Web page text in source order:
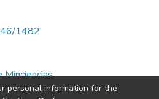
1482
Minciencias
personal information for the